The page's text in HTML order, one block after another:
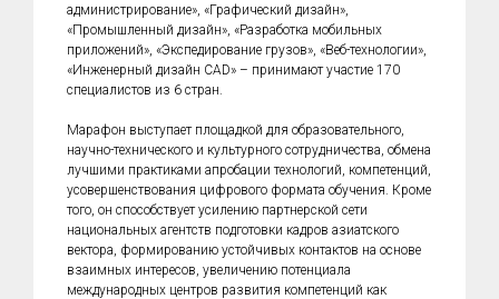
администрирование», «Графический дизайн»,
«Промышленный дизайн», «Разработка мобильных
приложений», «Экспедирование грузов», «Веб-технологии»,
«Инженерный дизайн CAD» – принимают участие 170
специалистов из 6 стран.
Марафон выступает площадкой для образовательного,
научно-технического и культурного сотрудничества, обмена
лучшими практиками апробации технологий, компетенций,
усовершенствования цифрового формата обучения. Кроме
того, он способствует усилению партнерской сети
национальных агентств подготовки кадров азиатского
вектора, формированию устойчивых контактов на основе
взаимных интересов, увеличению потенциала
международных центров развития компетенций как